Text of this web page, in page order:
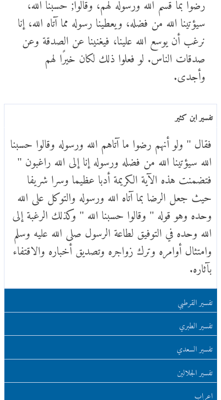
سيؤتينا الله من فضله، ويعطينا رسوله مما آتاه الله، إنا
نرغب أن يوسع الله علينا، فيغنينا عن الصدقة وعن
صدقات الناس. لو فعلوا ذلك لكان خيرًا لهم
وأجدى.
تفسير ابن كثير
فقال " ولو أنهم رضوا ما آتاهم الله ورسوله وقالوا حسبنا
الله سيؤتينا الله من فضله ورسوله إنا إلى الله راغبون "
فتضمنت هذه الآية الكريمة أدبا عظيما وسرا شريفا
حيث جعل الرضا بما آتاه الله ورسوله والتوكل على الله
وحده وهو قوله " وقالوا حسبنا الله " وكذلك الرغبة إلى
الله وحده في التوفيق لطاعة الرسول صلى الله عليه وسلم
وامتثال أوامره وترك زواجره وتصديق أخباره والاقتفاء
بآثاره.
تفسير القرطبي
تفسير الطبري
تفسير السعدي
تفسير الجلالين
اعراب